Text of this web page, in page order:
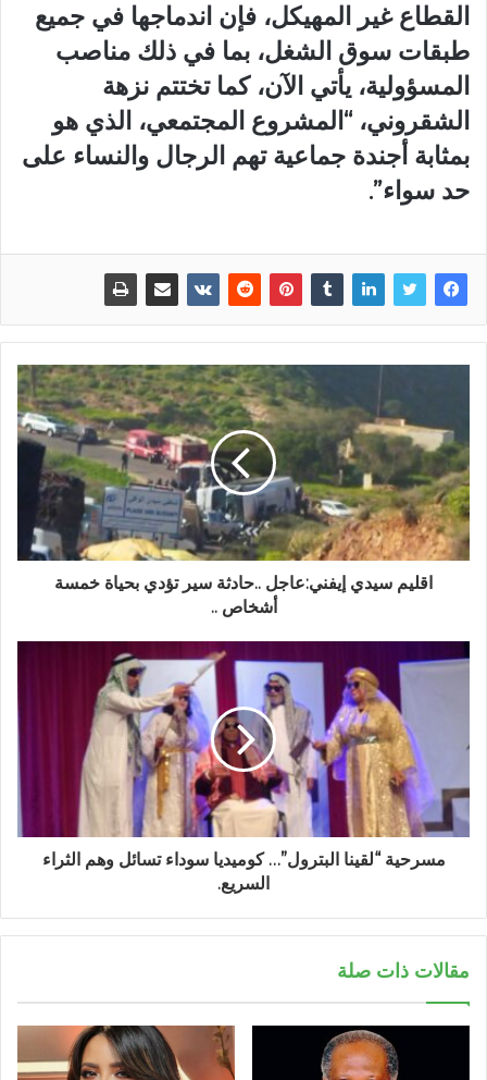
القطاع غير المهيكل، فإن اندماجها في جميع
طبقات سوق الشغل، بما في ذلك مناصب
المسؤولية، يأتي الآن، كما تختتم نزهة
الشقروني، “المشروع المجتمعي، الذي هو
بمثابة أجندة جماعية تهم الرجال والنساء على
حد سواء”.
اقليم سيدي إيفني:عاجل ..حادثة سير تؤدي بحياة خمسة
أشخاص ..
مسرحية “لقينا البترول”… كوميديا سوداء تسائل وهم الثراء
السريع.
مقالات ذات صلة